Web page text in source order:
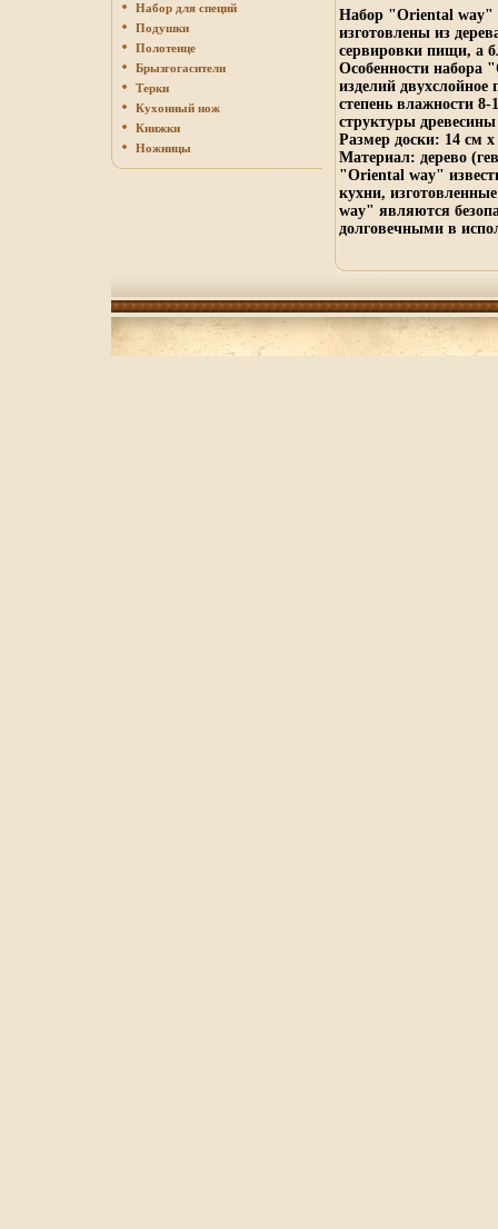
Набор для специй
Подушки
Полотенце
Брызгогасители
Терки
Кухонный нож
Книжки
Ножницы
Набор "Oriental way"
изготовлены из
сервировки пищи, а
Особенности набора
изделий
степень влажности 8-
структуры
Размер доски: 14 см
Материал: дерево
"Oriental way"
кухни,
way" являются
долговечными в